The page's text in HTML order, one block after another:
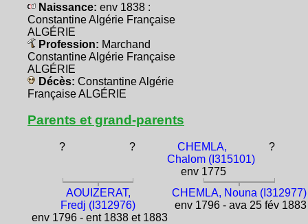
Naissance: env 1838 :
Constantine Algérie Française
ALGÉRIE
Profession: Marchand
Constantine Algérie Française
ALGÉRIE
Décès: Constantine Algérie
Française ALGÉRIE
Parents et grand-parents
? ?
CHEMLA,
Chalom (I315101)
env 1775
?
AOUIZERAT,
Fredj (I312976)
env 1796 - ent 1838 et 1883
CHEMLA, Nouna (I312977)
env 1796 - ava 25 fév 1883